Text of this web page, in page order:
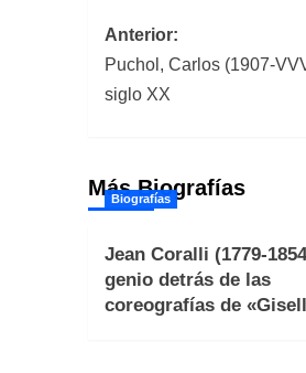
Navegación
de
Anterior:
Puchol, Carlos (1907-
siglo XX
Más Biografías
Biografías
Jean Coralli (1779-
genio detrás de las
coreografías de